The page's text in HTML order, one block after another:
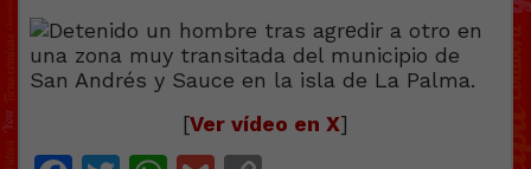
[Ver vídeo en X]